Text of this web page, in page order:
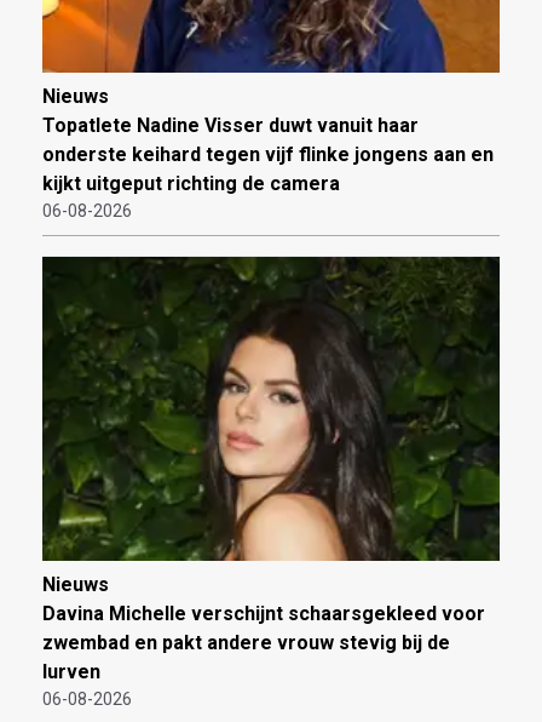
Nieuws
Topatlete Nadine Visser duwt vanuit haar
onderste keihard tegen vijf flinke jongens aan en
kijkt uitgeput richting de camera
06-08-2026
Nieuws
Davina Michelle verschijnt schaarsgekleed voor
zwembad en pakt andere vrouw stevig bij de
lurven
06-08-2026